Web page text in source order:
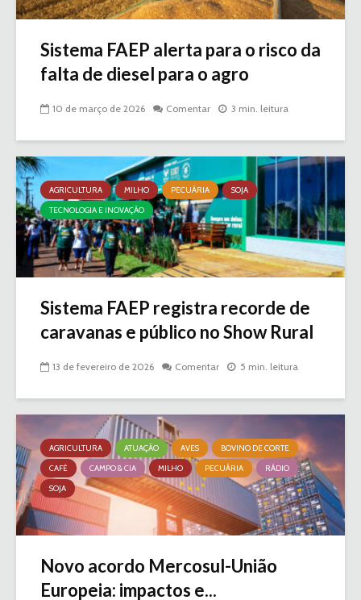
Sistema FAEP alerta para o risco da
falta de diesel para o agro
10 de março de 2026 Comentar 3 min. leitura
AGRICULTURA MILHO PECUÁRIA
SOJA
TECNOLOGIA E INOVAÇÃO
Sistema FAEP registra recorde de
caravanas e público no Show Rural
13 de fevereiro de 2026 Comentar 5 min. leitura
AGRICULTURA ATUAÇÃO AVES
BOVINO DE CORTE
CAFÉ
CAMPO & CIA MILHO PECUÁRIA
RÁDIO
SOJA
Novo acordo Mercosul-União
Europeia: impactos e...